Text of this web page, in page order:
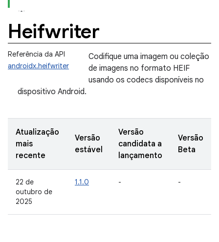
Heifwriter
Referência da API
androidx.heifwriter
Codifique uma imagem ou coleção
de imagens no formato HEIF
usando os codecs disponíveis no
dispositivo Android.
Atualização
mais
recente
Versão
estável
Versão
candidata a
lançamento
Versão
Beta
22 de
outubro de
2025
1.1.0 - -